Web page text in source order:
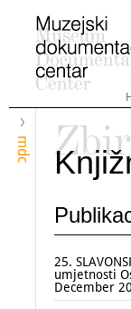
mdc
25.
umjetnosti
December